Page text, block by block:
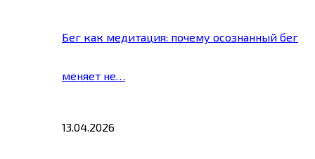
Бег как медитация: почему осознанный бег
меняет не…
13.04.2026